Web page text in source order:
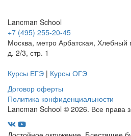
Lancman School
+7 (495) 255-20-45
Москва, метро Арбатская, Хлебный
д. 2/3, стр. 1
Курсы ЕГЭ | Курсы ОГЭ
Договор оферты
Политика конфиденциальности
Lancman School © 2026. Все права